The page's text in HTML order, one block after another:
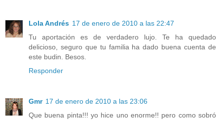
Lola Andrés 17 de enero de 2010 a las 22:47
Tu aportación es de verdadero lujo. Te ha quedado
delicioso, seguro que tu familia ha dado buena cuenta de
este budin. Besos.
Responder
Gmr 17 de enero de 2010 a las 23:06
Que buena pinta!!! yo hice uno enorme!! pero como sobró